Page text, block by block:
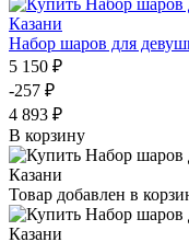
Набор шаров для
5 150 ₽
-257 ₽
4 893 ₽
В корзину
Товар добавлен в